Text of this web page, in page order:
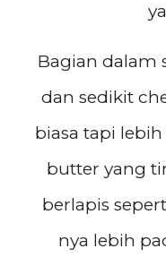
Bagian dalam
dan sedikit
biasa tapi
butter yang
berlapis
nya lebih